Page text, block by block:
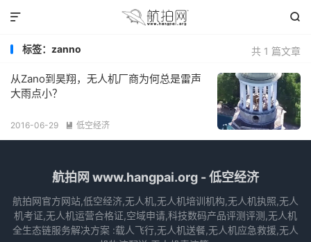


共 1 篇文章
标签：zanno
从Zano到昊翔，无人机厂商为何总是雷声
大雨点小？
2016-06-29  低空经济
航拍网 www.hangpai.org - 低空经济
航拍网官方网站,低空经济,无人机,无人机培训机构,无人机执照,无人
机考证,无人机运营合格证,空域申请,科技数码产品评测评测,无人机
全生态链服务解决方案 :载人飞行,无人机送餐,无人机应急救援,无人